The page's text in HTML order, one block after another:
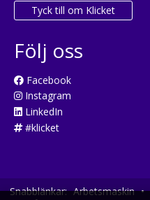
Tyck till om Klicket
Följ oss
Facebook
Instagram
LinkedIn
#klicket
Snabblänkar: Arbetsmaskin •